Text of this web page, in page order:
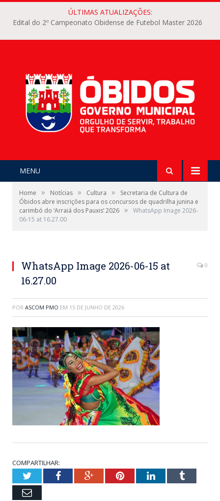
ÚLTIMAS ATUALIZAÇÕES:
Edital do 2º Campeonato Obidense de Futebol Master 2026
MENU
Home » Notícias » Cultura »
Secretaria de Cultura de
Óbidos abre inscrições para os concursos de quadrilha junina e
carimbó do ‘Arraiá dos Pauxis’ 2026 »
WhatsApp Image 2026-
06-15 at 16.27.00
WhatsApp Image 2026-06-15 at
16.27.00
0
POR ASCOM PMO EM 15 DE JUNHO DE 2026
COMPARTILHAR:
TwitterFacebookGoogle+PinterestLinkedInTumblr
Email